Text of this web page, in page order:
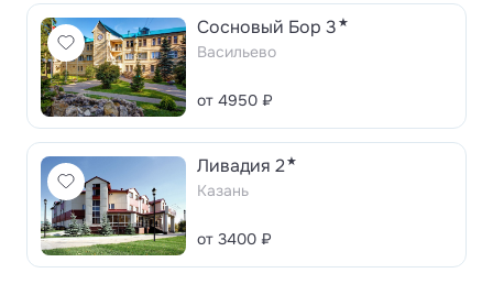
Сосновый Бор 3 ★
Васильево
от 4950 ₽
Ливадия 2★
Казань
от 3400 ₽